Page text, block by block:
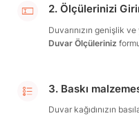
2. Ölçülerinizi
Duvarınızın genişlik
Duvar Ölçüleriniz
3. Baskı
Duvar kağıdınızın